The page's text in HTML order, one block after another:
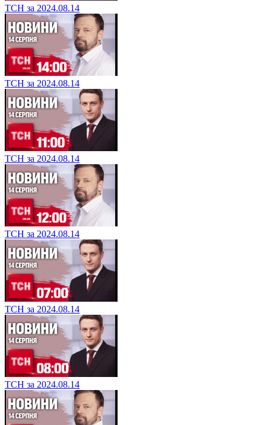
ТСН за 2024.08.14
ТСН за 2024.08.14
ТСН за 2024.08.14
ТСН за 2024.08.14
ТСН за 2024.08.14
ТСН за 2024.08.14